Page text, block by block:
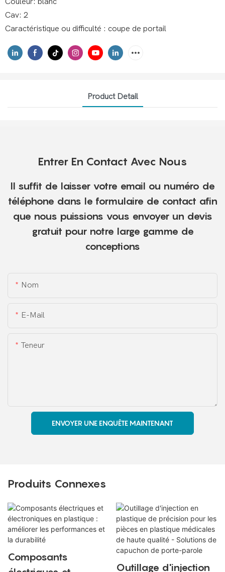
Cav: 2
Caractéristique ou difficulté : coupe de portail
Product Detail
Entrer En Contact Avec Nous
Il suffit de laisser votre email ou numéro de
téléphone dans le formulaire de contact afin
que nous puissions vous envoyer un devis
gratuit pour notre large gamme de
conceptions
Nom
E-Mail
Teneur
ENVOYER UNE ENQUÊTE MAINTENANT
Produits Connexes
Composants
Outillage d'injection